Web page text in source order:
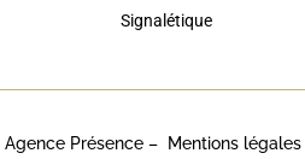
Signalétique
Agence Présence – Mentions légales